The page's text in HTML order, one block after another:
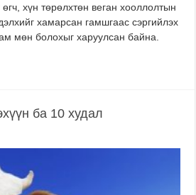
хүн төрөлхтөн веган хооллолтын
хамарсан гамшгаас сэргийлэх
мөн болохыг харуулсан байна.
ба 10 худал